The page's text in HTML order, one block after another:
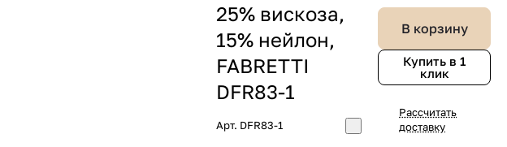
25% вискоза,
15% нейлон,
FABRETTI
DFR83-1
Арт. DFR83-1
В корзину
Купить в 1
клик
Рассчитать
доставку